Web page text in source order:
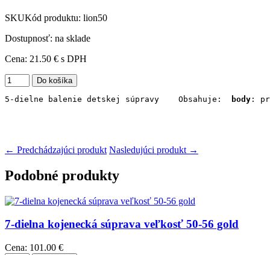
SKUKód produktu: lion50
Dostupnosť: na sklade
Cena: 21.50 € s DPH
5-dielne balenie detskej súpravy    Obsahuje: body :
← Predchádzajúci produkt Nasledujúci produkt →
Podobné produkty
7-dielna kojenecká súprava veľkosť 50-56 gold
Cena: 101.00 €